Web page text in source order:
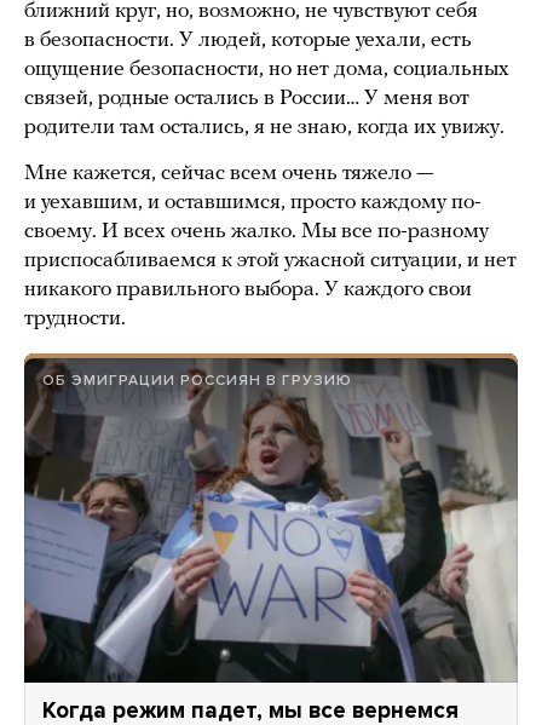
ближний круг, но, возможно, не чувствуют себя
в безопасности. У людей, которые уехали, есть
ощущение безопасности, но нет дома, социальных
связей, родные остались в России… У меня вот
родители там остались, я не знаю, когда их увижу.
Мне кажется, сейчас всем очень тяжело —
и уехавшим, и оставшимся, просто каждому по-
своему. И всех очень жалко. Мы все по-разному
приспосабливаемся к этой ужасной ситуации, и нет
никакого правильного выбора. У каждого свои
трудности.
ОБ ЭМИГРАЦИИ РОССИЯН В ГРУЗИЮ
Когда режим падет, мы все вернемся